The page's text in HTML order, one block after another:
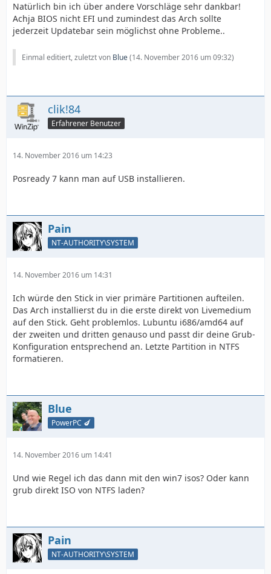
Natürlich bin ich über andere Vorschläge sehr dankbar!
Achja BIOS nicht EFI und zumindest das Arch sollte
jederzeit Updatebar sein möglichst ohne Probleme..
Einmal editiert, zuletzt von Blue(14. November 2016 um 09:32)
clik!84
Erfahrener Benutzer
14. November 2016 um 14:23
Posready 7 kann man auf USB installieren.
Pain
NT-AUTHORITY\SYSTEM
14. November 2016 um 14:31
Ich würde den Stick in vier primäre Partitionen aufteilen.
Das Arch installierst du in die erste direkt von Livemedium
auf den Stick. Geht problemlos. Lubuntu i686/amd64 auf
der zweiten und dritten genauso und passt dir deine Grub-
Konfiguration entsprechend an. Letzte Partition in NTFS
formatieren.
Blue
PowerPC 🍆
14. November 2016 um 14:41
Und wie Regel ich das dann mit den win7 isos? Oder kann
grub direkt ISO von NTFS laden?
Pain
NT-AUTHORITY\SYSTEM